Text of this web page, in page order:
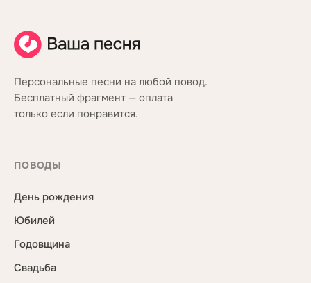
Персональные песни на любой повод.
Бесплатный фрагмент — оплата
только если понравится.
ПОВОДЫ
День рождения
Юбилей
Годовщина
Свадьба